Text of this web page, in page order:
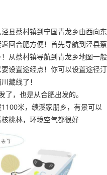
县蔡村镇到宁国青龙乡由西向东
回合肥方便！首先导航到泾县蔡
从蔡村镇导航到青龙乡地图一般
设置途经点！你可以设置途径汀
藏线了！
，也是从合肥出发的。
米，绩溪家朋乡，有景可以
桃林，环境空气都很好